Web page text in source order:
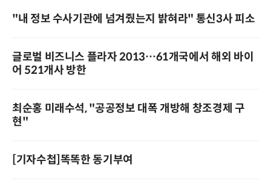
"내 정보 수사기관에 넘겨줬는지 밝혀라" 통신3사 피소
글로벌 비즈니스 플라자 2013…61개국에서 해외 바이
어 521개사 방한
최순홍 미래수석, "공공정보 대폭 개방해 창조경제 구
현"
[기자수첩]똑똑한 동기부여